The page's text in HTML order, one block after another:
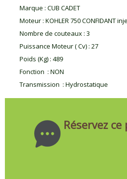
Marque : CUB CADET
Moteur : KOHLER 750 CONFIDANT
Nombre de couteaux : 3
Puissance Moteur ( Cv) : 27
Poids (Kg) : 489
Fonction : NON
Transmission : Hydrostatique
Réservez